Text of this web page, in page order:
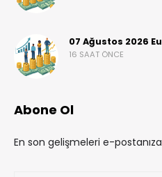
07 Ağustos 2026
16 SAAT ÖNCE
Abone Ol
En son gelişmeleri e-